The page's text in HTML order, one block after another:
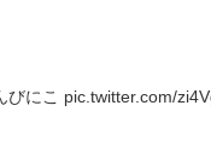
にこ pic.twitter.com/